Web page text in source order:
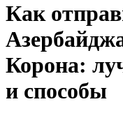
Как
Корона:
и способы